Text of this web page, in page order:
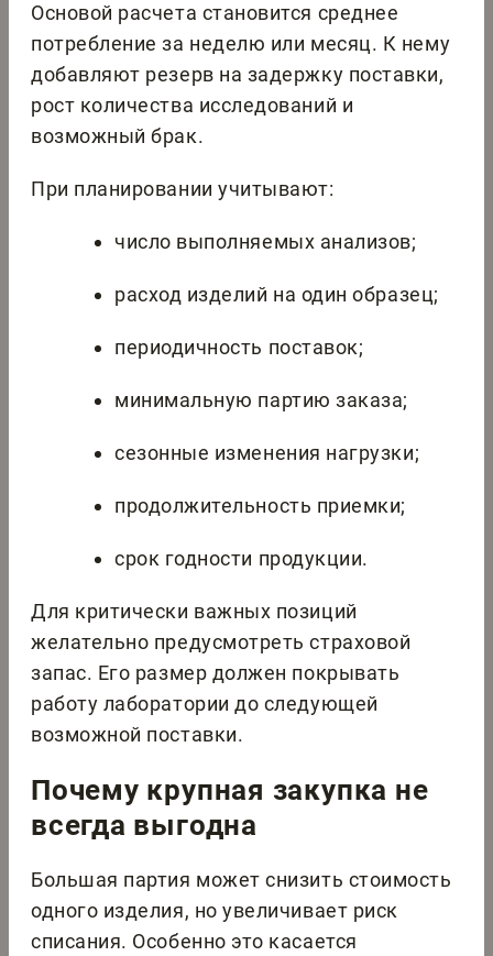
Основой расчета становится среднее
потребление за неделю или месяц. К нему
добавляют резерв на задержку поставки,
рост количества исследований и
возможный брак.
При планировании учитывают:
число выполняемых анализов;
расход изделий на один образец;
периодичность поставок;
минимальную партию заказа;
сезонные изменения нагрузки;
продолжительность приемки;
срок годности продукции.
Для критически важных позиций
желательно предусмотреть страховой
запас. Его размер должен покрывать
работу лаборатории до следующей
возможной поставки.
Почему крупная закупка не
всегда выгодна
Большая партия может снизить стоимость
одного изделия, но увеличивает риск
списания. Особенно это касается